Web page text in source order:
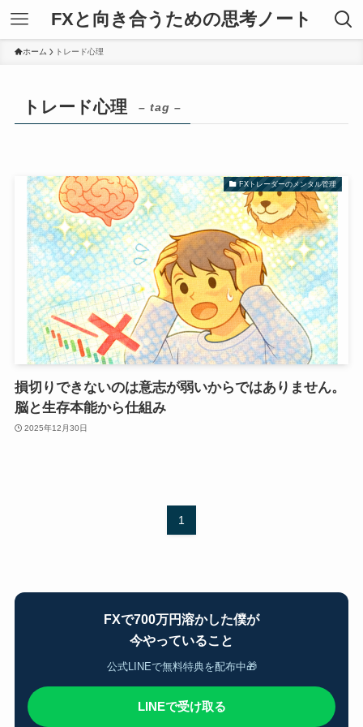
FXと向き合うための思考ノート
ホーム トレード心理
トレード心理 – tag –
FXトレーダーのメンタル管理
損切りできないのは意志が弱いからではありません。
脳と生存本能から仕組み
2025年12月30日
1
FXで700万円溶かした僕が
今やっていること
公式LINEで無料特典を配布中🎁
LINEで受け取る